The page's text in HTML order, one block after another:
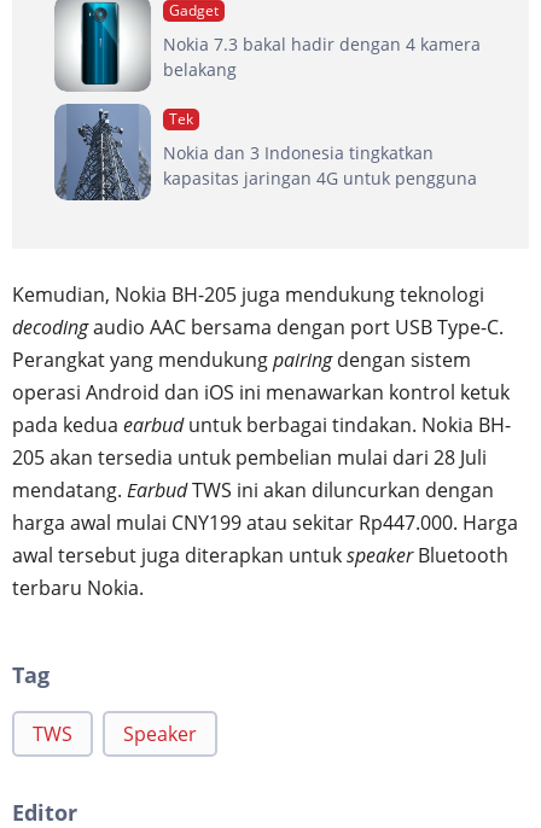
Gadget
Nokia 7.3 bakal hadir dengan 4 kamera
belakang
Tek
Nokia dan 3 Indonesia tingkatkan
kapasitas jaringan 4G untuk pengguna
Kemudian, Nokia BH-205 juga mendukung teknologi
decodingaudio AAC bersama dengan port USB Type-C.
Perangkat yang mendukungpairingdengan sistem
operasi Android dan iOS ini menawarkan kontrol ketuk
pada kedua earbuduntuk berbagai tindakan. Nokia BH-
205 akan tersedia untuk pembelian mulai dari 28 Juli
mendatang. EarbudTWS ini akan diluncurkan dengan
harga awal mulai CNY199 atau sekitar Rp447.000. Harga
awal tersebut juga diterapkan untukspeakerBluetooth
terbaru Nokia.
Tag
TWS Speaker
Editor